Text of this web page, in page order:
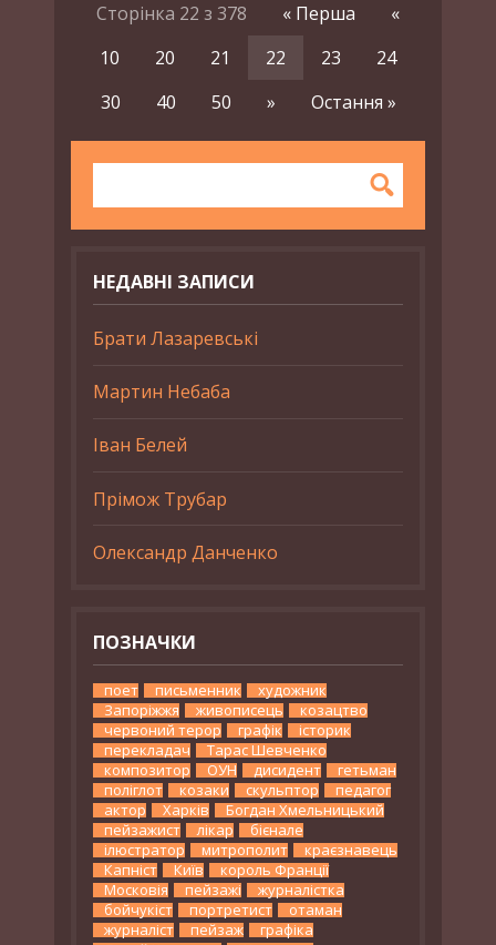
Сторінка 22 з 378 « Перша
«
10
20 21 22 23
24
30
40 50 » Остання »
НЕДАВНІ ЗАПИСИ
Брати Лазаревські
Мартин Небаба
Іван Белей
Прімож Трубар
Олександр Данченко
ПОЗНАЧКИ
поет письменник
художник
Запоріжжя
живописець
козацтво
червоний терор
графік
історик
перекладач
Тарас Шевченко
композитор
ОУН дисидент
гетьман
поліглот
козаки скульптор
педагог
актор
Харків
Богдан Хмельницький
пейзажист
лікар
бієнале
ілюстратор
митрополит
краєзнавець
Капніст
Київ
король Франції
Московія
пейзажі
журналістка
бойчукіст
портретист
отаман
журналіст
пейзаж
графіка